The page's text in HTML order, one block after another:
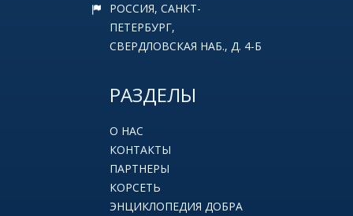
РОССИЯ, САНКТ-
ПЕТЕРБУРГ,
СВЕРДЛОВСКАЯ НАБ., Д. 4-Б
РАЗДЕЛЫ
О НАС
КОНТАКТЫ
ПАРТНЕРЫ
КОРСЕТЬ
ЭНЦИКЛОПЕДИЯ ДОБРА